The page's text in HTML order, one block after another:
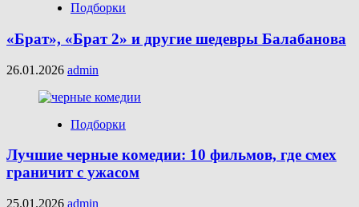
Подборки
«Брат», «Брат 2» и другие шедевры Балабанова
26.01.2026 admin
Подборки
Лучшие черные комедии: 10 фильмов, где смех
граничит с ужасом
25.01.2026 admin